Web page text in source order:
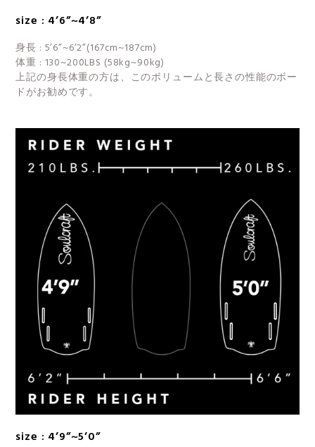
size : 4’6”~4’8”
身長 : 5’6”~6’2”(167cm~187cm)
体重 : 130~200LBS (58kg~90kg)
上記の身長体重の方は、このボリュームと長さの性能のボー
ドがお勧めです。
size : 4’9”~5’0”